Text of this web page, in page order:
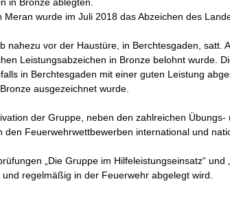
wurde im Juli 2018 das Abzeichen des
vor der Haustüre, in Berchtesgaden, satt.
Leistungsabzeichen in Bronze belohnt wurde.
in Berchtesgaden mit einer guten Leistung
ausgezeichnet wurde.
der Gruppe, neben den zahlreichen Übungs-
Feuerwehrwettbewerben international und
„Die Gruppe im Hilfeleistungseinsatz“ und
regelmäßig in der Feuerwehr abgelegt wird.